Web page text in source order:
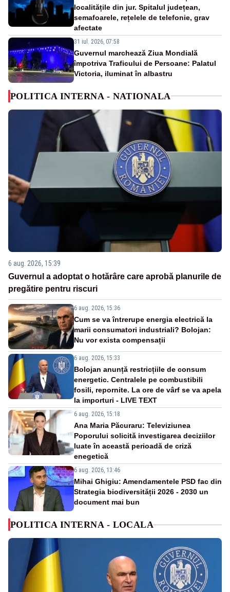
localitățile din jur. Spitalul județean,
semafoarele, rețelele de telefonie, grav
afectate
31 iul. 2026, 07:58
Guvernul marchează Ziua Mondială
împotriva Traficului de Persoane: Palatul
Victoria, iluminat în albastru
POLITICA INTERNA - NATIONALA
6 aug. 2026, 15:39
Guvernul a adoptat o hotărâre care aprobă planurile de
pregătire pentru riscuri
6 aug. 2026, 15:36
Cum se va întrerupe energia electrică la
marii consumatori industriali? Bolojan:
Nu vor exista compensații
6 aug. 2026, 15:33
Bolojan anunță restricțiile de consum
energetic. Centralele pe combustibili
fosili, repornite. La ore de vârf se va apela
la importuri - LIVE TEXT
6 aug. 2026, 15:18
Ana Maria Păcuraru: Televiziunea
Poporului solicită investigarea deciziilor
luate în această perioadă de criză
enegetică
6 aug. 2026, 13:46
Mihai Ghigiu: Amendamentele PSD fac din
Strategia biodiversității 2026 - 2030 un
document mai bun
POLITICA INTERNA - LOCALA